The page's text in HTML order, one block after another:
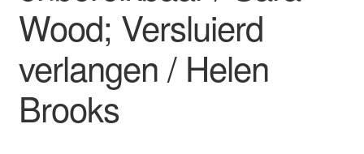
Wood; Versluierd
verlangen / Helen
Brooks